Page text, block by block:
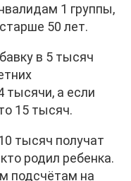
1 группы,
50 лет.
в 5 тысяч
тысячи, а если
15 тысяч.
тысяч получат
родил ребенка.
подсчётам на